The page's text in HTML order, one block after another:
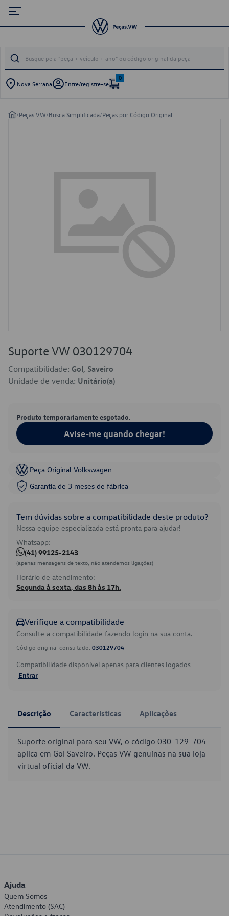
Nova Serrana Entre/registre-se
0
/Peças VW/Busca Simplificada/Peças por Código Original
Suporte VW 030129704
Compatibilidade: Gol, Saveiro
Unidade de venda: Unitário(a)
Produto temporariamente esgotado.
Avise-me quando chegar!
Peça Original Volkswagen
Garantia de 3 meses de fábrica
Tem dúvidas sobre a compatibilidade deste produto?
Nossa equipe especializada está pronta para ajudar!
Whatsapp:
(41) 99125-2143
(apenas mensagens de texto, não atendemos ligações)
Horário de atendimento:
Segunda à sexta, das 8h às 17h.
Verifique a compatibilidade
Consulte a compatibilidade fazendo login na sua conta.
Código original consultado: 030129704
Compatibilidade disponível apenas para clientes logados.
Entrar
Descrição Características Aplicações
Suporte original para seu VW, o código 030-129-704
aplica em Gol Saveiro. Peças VW genuínas na sua loja
virtual oficial da VW.
Ajuda
Quem Somos
Atendimento (SAC)